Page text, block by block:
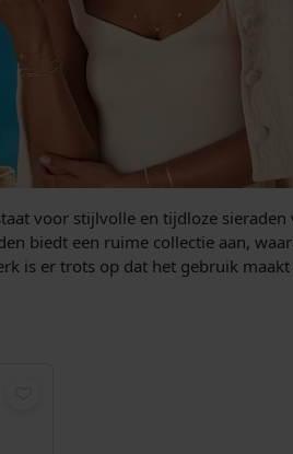
voor stijlvolle en tijdloze
biedt een ruime collectie aan,
is er trots op dat het gebruik